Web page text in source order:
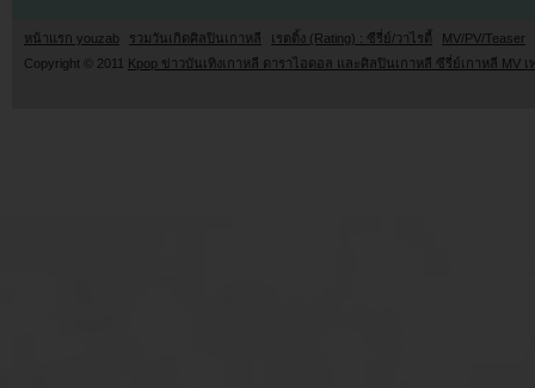
หน้าแรก youzab รวมวันเกิดศิลปินเกาหลี เรตติ้ง (Rating) : ซีรี่ย์/วาไรตี้
MV/PV/Teaser
Copyright © 2011
Kpop ข่าวบันเทิงเกาหลี ดาราไอดอล และศิลปินเกาหลี ซีรี่ย์เกาหลี MV